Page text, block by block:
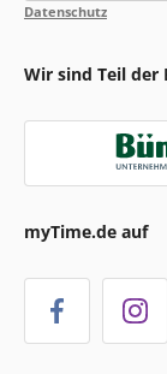
Datenschutz
Wir sind Teil der
myTime.de auf